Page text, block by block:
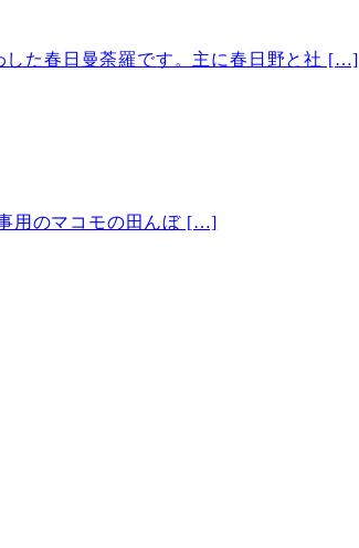
した春日曼荼羅です。主に春日野と社 […]
用のマコモの田んぼ […]